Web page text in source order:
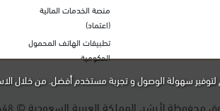
منصة الخدمات المالية
(اعتماد)
تطبيقات الهاتف المحمول
الحكومية
محفوظة لأبشر، المملكة العربية السعودية ©
سهولة الوصول و تجربة مستخدم أفضل. من خلال